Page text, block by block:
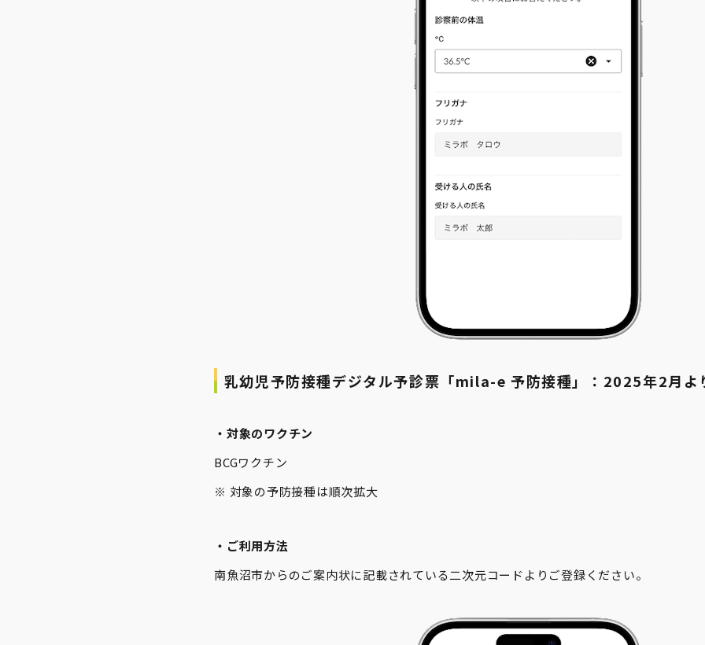
乳幼児予防接種デジタル予診票「mila-e 予防接種」：2025年2月よ
・対象のワクチン
BCGワクチン
※ 対象の予防接種は順次拡大
・ご利用方法
南魚沼市からのご案内状に記載されている二次元コードよりご登録ください。